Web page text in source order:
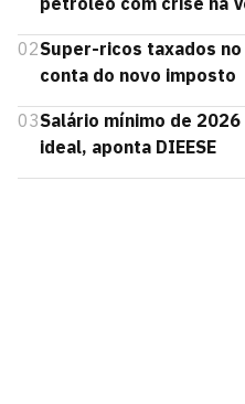
02Super-ricos taxados
conta do novo imposto
03Salário mínimo de
ideal, aponta DIEESE